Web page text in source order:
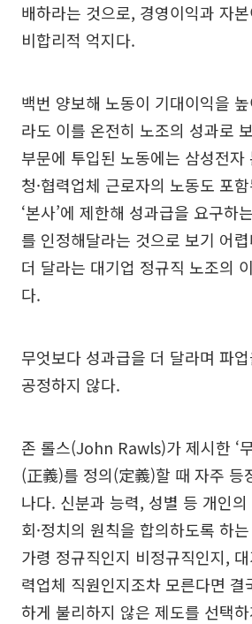
배하라는 것으로, 경영이익과 자
비합리적 억지다.
백번 양보해 노동이 기대이익을
라도 이를 온전히 노조의 성과로
부문에 투입된 노동에는 삼성전
청·협력업체 근로자의 노동도 포
‘본사’에 제한해 성과급을 요구하
를 인정해달라는 것으로 보기 어렵
더 달라는 대기업 정규직 노조의
다.
무엇보다 성과급을 더 달라며 파
공정하지 않다.
존 롤스(John Rawls)가 제시한 ‘
(正義)를 정의(定義)할 때 자주 등
나다. 신분과 능력, 성별 등 개인
회·정치의 원칙을 합의하도록 하
가령 정규직인지 비정규직인지,
력업체 직원인지조차 모른다면 결
하게 불리하지 않은 제도를 선택